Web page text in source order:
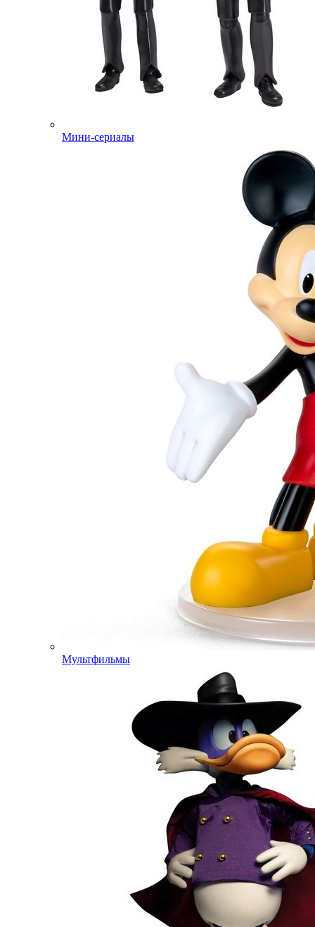
Мини-сериалы
Мультфильмы